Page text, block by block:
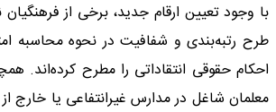
با وجود تعیین ارقام جدید، برخی از
طرح رتبه‌بندی و شفافیت در نحوه محاسبه
احکام حقوقی انتقاداتی را مطرح کرده‌اند.
معلمان شاغل در مدارس غیرانتفاعی یا خارج